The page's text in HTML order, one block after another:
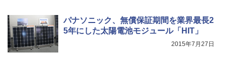
パナソニック、無償保証期間を業界最長2
5年にした太陽電池モジュール「HIT」
2015年7月27日